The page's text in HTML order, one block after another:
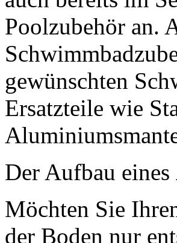
Poolzubehör an.
gewünschten
Ersatzteile wie
Der Aufbau eines
Möchten Sie
der Boden nur